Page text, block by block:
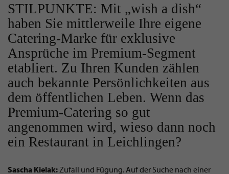
STILPUNKTE: Mit „wish a dish“
haben Sie mittlerweile Ihre eigene
Catering-Marke für exklusive
Ansprüche im Premium-Segment
etabliert. Zu Ihren Kunden zählen
auch bekannte Persönlichkeiten aus
dem öffentlichen Leben. Wenn das
Premium-Catering so gut
angenommen wird, wieso dann noch
ein Restaurant in Leichlingen?
Sascha Kielak:Zufall und Fügung. Auf der Suche nach einer